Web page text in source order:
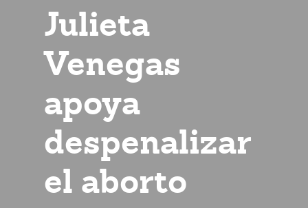
Julieta
Venegas
apoya
despenalizar
el aborto